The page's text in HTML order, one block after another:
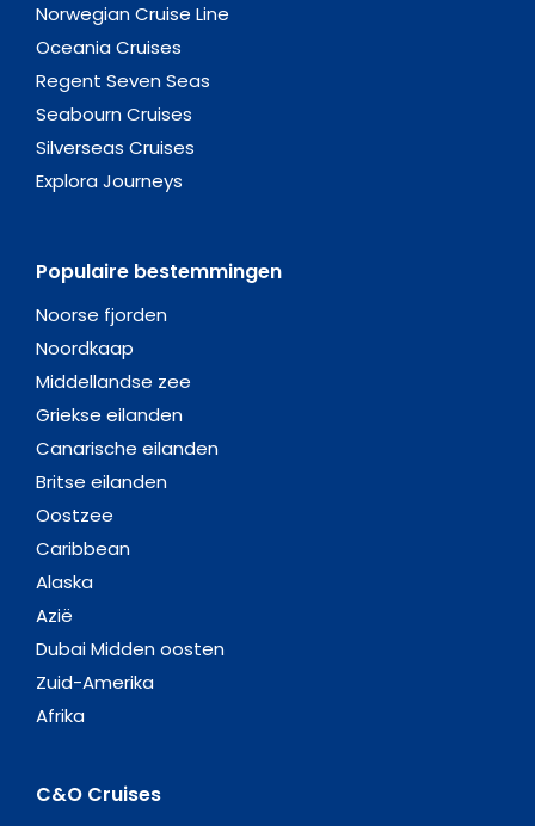
Norwegian Cruise Line
Oceania Cruises
Regent Seven Seas
Seabourn Cruises
Silverseas Cruises
Explora Journeys
Populaire bestemmingen
Noorse fjorden
Noordkaap
Middellandse zee
Griekse eilanden
Canarische eilanden
Britse eilanden
Oostzee
Caribbean
Alaska
Azië
Dubai Midden oosten
Zuid-Amerika
Afrika
C&O Cruises